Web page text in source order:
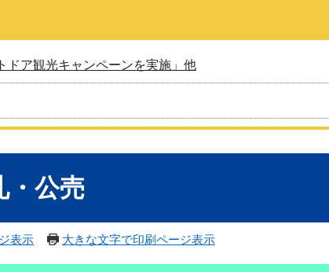
ドア観光キャンペーンを実施」他
・公売
表示 大きな文字で印刷ページ表示